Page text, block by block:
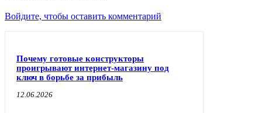
Войдите, чтобы оставить комментарий
Почему готовые конструкторы
проигрывают интернет-магазину под
ключ в борьбе за прибыль
12.06.2026